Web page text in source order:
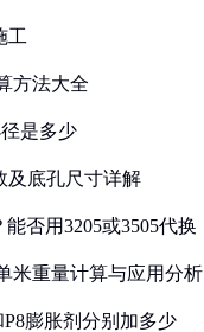
工
方法大全
是多少
及底孔尺寸详解
否用3205或3505代换
米重量计算与应用分析
膨胀剂分别加多少